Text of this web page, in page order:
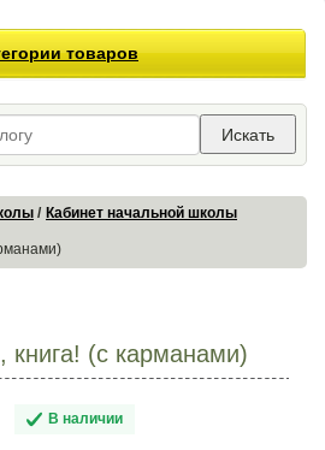
товаров
Искать
Кабинет начальной школы
(с карманами)
В наличии